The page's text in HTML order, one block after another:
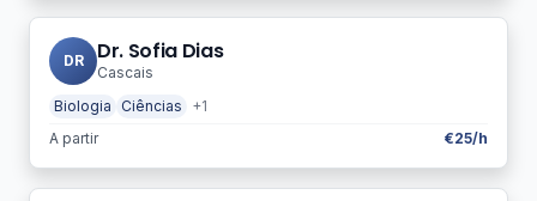
DR Dr. Sofia Dias
Cascais
Biologia
Ciências
+1
A partir
€25/h